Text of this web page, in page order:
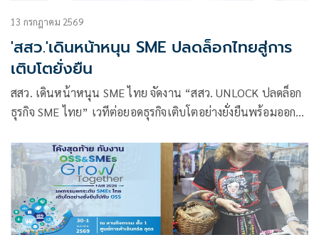
13 กรกฎาคม 2569
'สสว.'เดินหน้าหนุน SME ปลดล็อกไทยสู่การ
เติบโตยั่งยืน
สสว. เดินหน้าหนุน SME ไทย จัดงาน “สสว. UNLOCK ปลดล็อก
ธุรกิจ SME ไทย” เวทีต่อยอดธุรกิจเติบโตอย่างยั่งยืนพร้อมออก